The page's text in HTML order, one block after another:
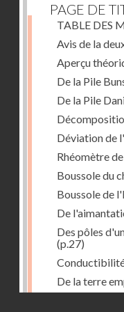
PAGE DE
TABLE DES
Avis de la
Aperçu
De la Pile
De la Pile
Déviation de
Rhéomètre
Boussole du
Boussole de
De
Des pôles
(p.27)
De la terre